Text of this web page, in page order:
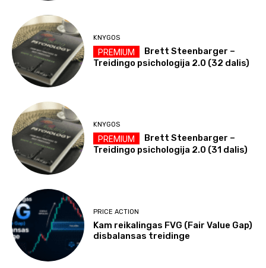
KNYGOS
Brett Steenbarger –
Treidingo psichologija 2.0 (32 dalis)
KNYGOS
Brett Steenbarger –
Treidingo psichologija 2.0 (31 dalis)
PRICE ACTION
Kam reikalingas FVG (Fair Value Gap)
disbalansas treidinge